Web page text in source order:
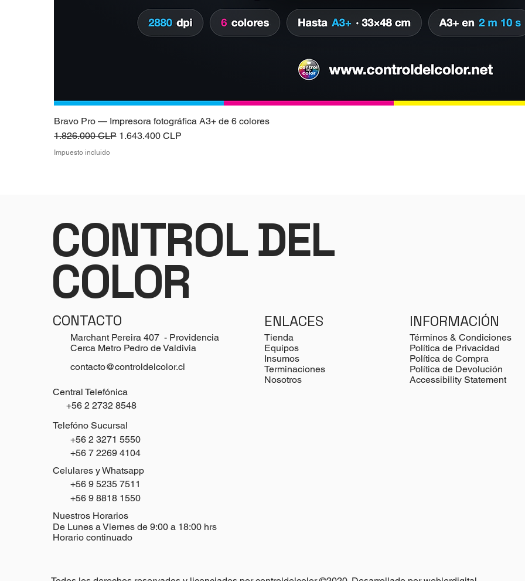
Bravo Pro — Impresora fotográfica A3+ de 6 colores
Precio
1.826.000 CLP Precio de oferta
1.643.400 CLP
Impuesto incluido
CONTROL DEL
COLOR
Marchant Pereira 407 - Providencia
Cerca Metro Pedro de Valdivia
CONTACTO
contacto@controldelcolor.cl
Central Telefónica
+56 2 2732 8548
Telefóno Sucursal
+56 2 3271 5550
+56 7 2269 4104
Celulares y Whatsapp
+56 9 5235 7511
+56 9 8818 1550
Nuestros Horarios
De Lunes a Viernes de 9:00 a 18:00 hrs
Horario continuado
ENLACES
Tienda
Equipos
Insumos
Terminaciones
Nosotros
INFORMACIÓN
Términos & Condiciones
Política de Privacidad
Política de Compra
Política de Devolución
Accessibility Statement